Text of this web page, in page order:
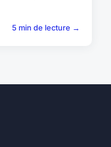
5 min de lecture →